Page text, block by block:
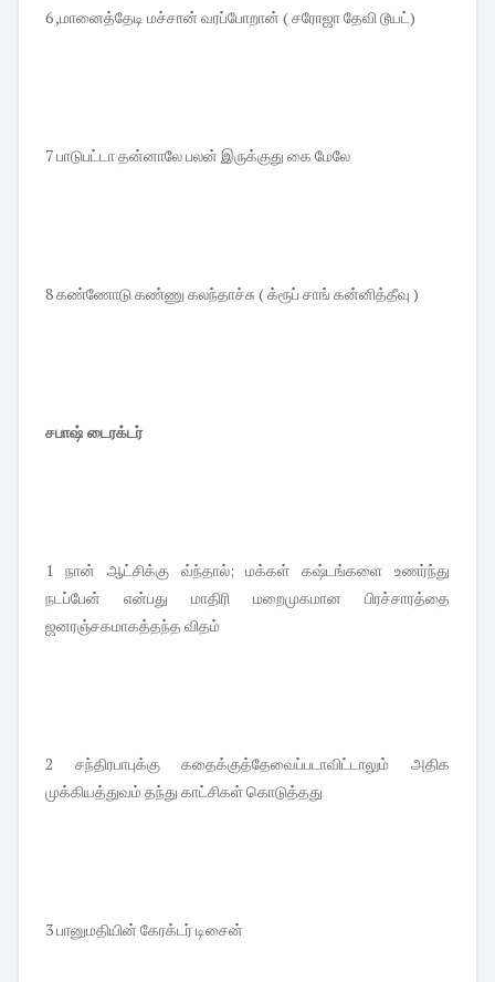
6 ,மானைத்தேடி மச்சான் வரப்போறான் ( சரோஜா தேவி டூயட்)
7 பாடுபட்டா தன்னாலே பலன் இருக்குது கை மேலே
8 கண்ணோடு கண்ணு கலந்தாச்சு ( க்ரூப் சாங் கன்னித்தீவு )
சபாஷ் டைரக்டர்
1 நான் ஆட்சிக்கு வ்ந்தால்; மக்கள் கஷ்டங்களை உணர்ந்து
நடப்பேன் என்பது மாதிரி மறைமுகமான பிரச்சாரத்தை
ஜனரஞ்சகமாகத்தந்த விதம்
2 சந்திரபாபுக்கு கதைக்குத்தேவைப்படாவிட்டாலும் அதிக
முக்கியத்துவம் தந்து காட்சிகள் கொடுத்தது
3 பானுமதியின் கேரக்டர் டிசைன்